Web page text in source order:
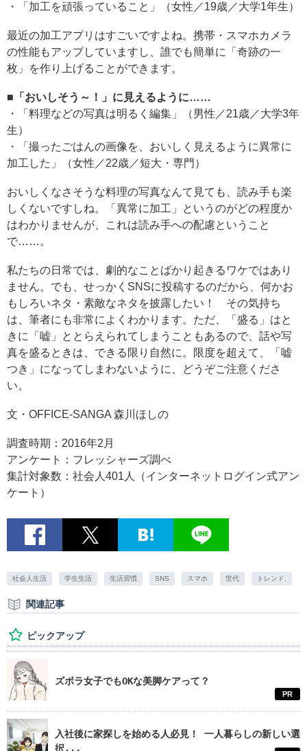
・「加工を頑張っていること」（女性／19歳／大学1年生）
最近の加工アプリはすごいですよね。携帯・スマホカメラ
の性能もアップしていますし、誰でも簡単に「奇跡の一
枚」を作り上げることができます。
■「おいしそう～！」に見えるように……
・「料理などの写真は明るく編集」（男性／21歳／大学3年
生）
・「撮ったごはんの画像を、おいしく見えるように異常に
加工した」（女性／22歳／短大・専門）
おいしくなさそうな料理の写真なんて見ても、読み手も楽
しくないですしね。「異常に加工」というのがどの程度か
はわかりませんが、これは読み手への配慮ということ
で……。
私たちの日常では、劇的なことばかり起きるワケではあり
ません。でも、せっかくSNSに投稿するのだから、何かお
もしろいネタ・素敵なネタを披露したい！ その気持ち
は、筆者にも非常によくわかります。ただ、「盛る」はと
きに「嘘」ととらえられてしまうこともあるので、話や写
真を盛るときは、できる限り自然に。限度を超えて、「嘘
つき」になってしまわないように、どうぞご注意くださ
い。
文・OFFICE-SANGA 森川ほしの
調査時期：2016年2月
アンケート：フレッシャーズ調べ
集計対象数：社会人401人（インターネットログイン式アン
ケート）
社会人生活 学生生活 生活習慣 SNS スマホ 世代 トレンド.
関連記事
ピックアップ
ズボラ女子でもOKな美脚ケアって？
PR
入社後に家探しを始める人必見！ 一人暮らしの新しい選
択...